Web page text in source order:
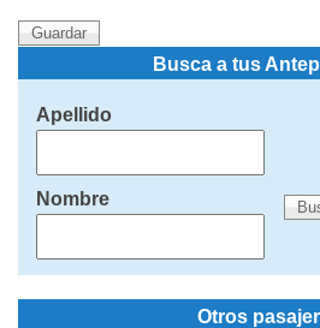
Busca a tus
Apellido
Nombre
Otros